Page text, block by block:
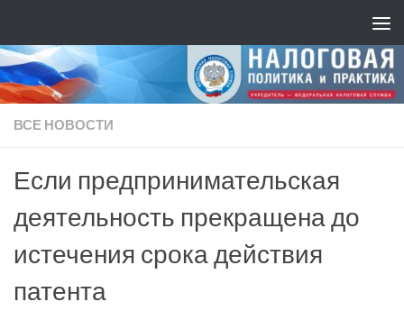
ВСЕ НОВОСТИ
Если предпринимательская
деятельность прекращена до
истечения срока действия
патента